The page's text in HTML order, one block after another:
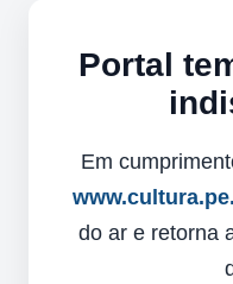
Portal
Em
do ar e retorna